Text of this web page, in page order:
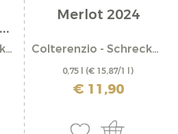
Colterenzio - Schreckbichl
Merlot 2024
Colterenzio - Schreckbichl
0,75 l (€ 15,87/1 l)
incl. IVA più costi di spedizione
€ 11,90